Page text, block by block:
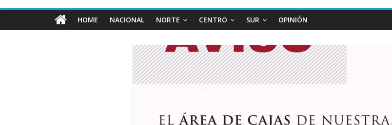
HOME NACIONAL NORTE CENTRO SUR OPINIÓN